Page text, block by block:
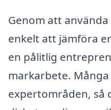
Genom att
enkelt att jämföra
en pålitlig
markarbete.
expertområden, så